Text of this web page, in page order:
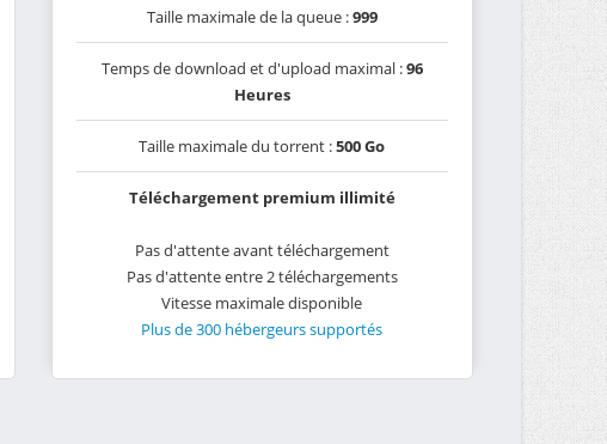
Taille maximale de la queue :999
Temps de download et d'upload maximal :96
Heures
Taille maximale du torrent :500 Go
Téléchargement premium illimité
Pas d'attente avant téléchargement
Pas d'attente entre 2 téléchargements
Vitesse maximale disponible
Plus de 300 hébergeurs supportés